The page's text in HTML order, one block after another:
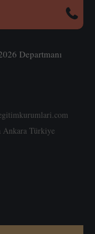
Departmanı
Ankara Türkiye